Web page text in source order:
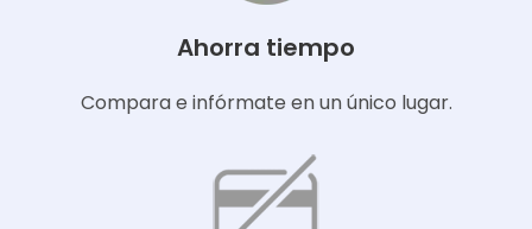
Ahorra tiempo
Compara e infórmate en un único lugar.